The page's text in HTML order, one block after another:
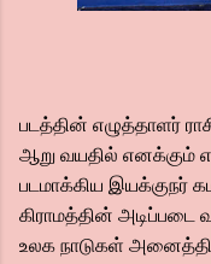
படத்தின் எழுத்தாளர்
ஆறு வயதில் எனக்கும்
படமாக்கிய இயக்குநர்
கிராமத்தின் அடிப்படை
உலக நாடுகள்